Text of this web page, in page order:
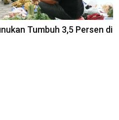
Tumbuh 3,5 Persen di